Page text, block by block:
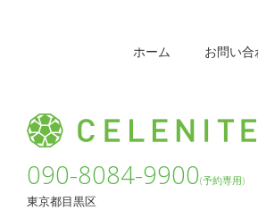
ホーム お問い合
090-8084-9900(予約専用)
東京都目黒区